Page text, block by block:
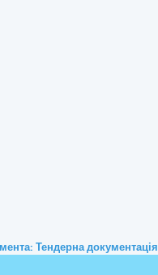
Тендерна документація